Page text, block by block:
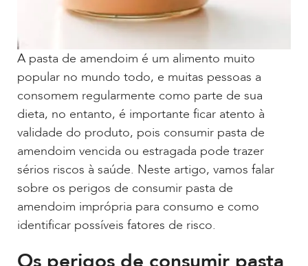
A pasta de amendoim é um alimento muito
popular no mundo todo, e muitas pessoas a
consomem regularmente como parte de sua
dieta, no entanto, é importante ficar atento à
validade do produto, pois consumir pasta de
amendoim vencida ou estragada pode trazer
sérios riscos à saúde. Neste artigo, vamos falar
sobre os perigos de consumir pasta de
amendoim imprópria para consumo e como
identificar possíveis fatores de risco.